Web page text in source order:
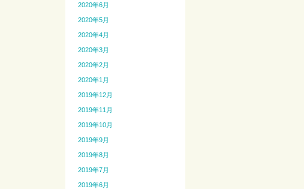
2020年6月
2020年5月
2020年4月
2020年3月
2020年2月
2020年1月
2019年12月
2019年11月
2019年10月
2019年9月
2019年8月
2019年7月
2019年6月